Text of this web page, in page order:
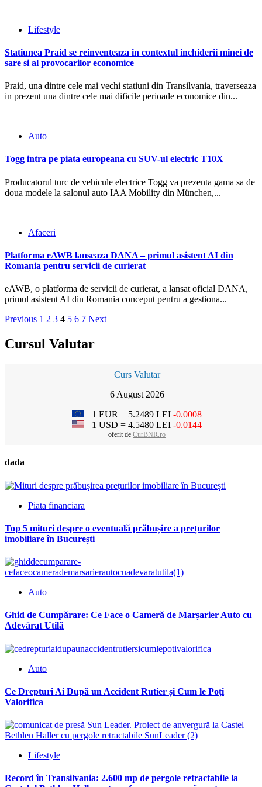
Lifestyle
Statiunea Praid se reinventeaza in contextul inchiderii minei de
sare si al provocarilor economice
Praid, una dintre cele mai vechi statiuni din Transilvania, traverseaza
in prezent una dintre cele mai dificile perioade economice din...
Auto
Togg intra pe piata europeana cu SUV-ul electric T10X
Producatorul turc de vehicule electrice Togg va prezenta gama sa de
doua modele la salonul auto IAA Mobility din München,...
Afaceri
Platforma eAWB lanseaza DANA – primul asistent AI din
Romania pentru servicii de curierat
eAWB, o platforma de servicii de curierat, a lansat oficial DANA,
primul asistent AI din Romania conceput pentru a gestiona...
Paginație
articole
Previous 1 2 3 4 5 6 7 Next
Cursul Valutar
Curs Valutar
6 August 2026
1 EUR = 5.2489 LEI -0.0008
1 USD = 4.5480 LEI -0.0144
oferit de CurBNR.ro
dada
Piata financiara
Top 5 mituri despre o eventuală prăbușire a prețurilor
imobiliare în București
Auto
Ghid de Cumpărare: Ce Face o Cameră de Marșarier Auto cu
Adevărat Utilă
Auto
Ce Drepturi Ai După un Accident Rutier și Cum le Poți
Valorifica
Lifestyle
Record în Transilvania: 2.600 mp de pergole retractabile la